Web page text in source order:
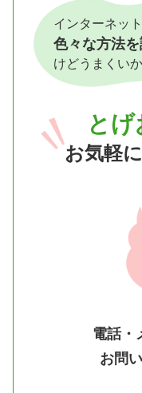
インターネッ
色々な方法
けどうまくい
とげ
お気軽
電話・
お問